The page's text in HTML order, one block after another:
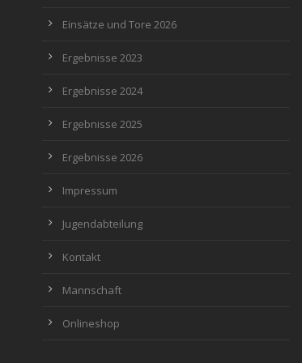
Einsätze und Tore 2026
Ergebnisse 2023
Ergebnisse 2024
Ergebnisse 2025
Ergebnisse 2026
Impressum
Jugendabteilung
Kontakt
Mannschaft
Onlineshop